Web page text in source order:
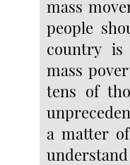
mass
people
country is
mass
tens of
a matter